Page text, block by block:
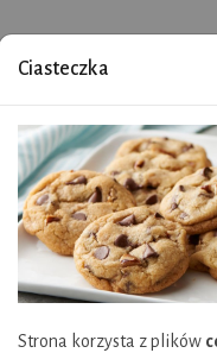
Galeria
Ciasteczka
Strona korzysta z plików